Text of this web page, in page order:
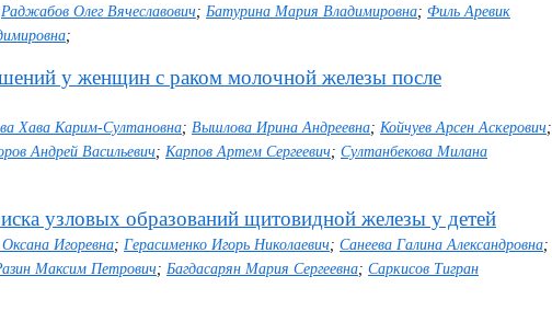
Раджабов Олег Вячеславович ; Батурина Мария Владимировна; Филь Аревик
;
у женщин с раком молочной железы после
Хава Карим-Султановна; Вышлова Ирина Андреевна; Койчуев Арсен Аскерович;
Андрей Васильевич; Карпов Артем Сергеевич; Султанбекова Милана
узловых образований щитовидной железы у детей
Игоревна; Герасименко Игорь Николаевич; Санеева Галина Александровна;
Максим Петрович; Багдасарян Мария Сергеевна; Саркисов Тигран